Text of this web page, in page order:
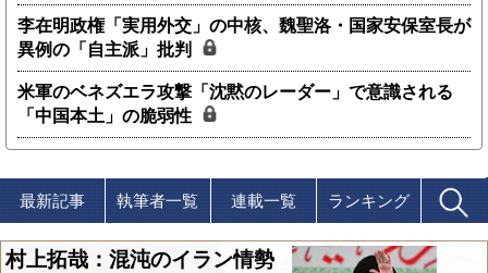
李在明政権「実用外交」の中核、魏聖洛・国家安保室長が
異例の「自主派」批判
米軍のベネズエラ攻撃「沈黙のレーダー」で意識される
「中国本土」の脆弱性
最新記事 執筆者一覧 連載一覧 ランキング
村上拓哉：混沌のイラン情勢